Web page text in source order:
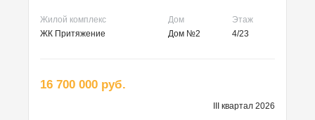
Жилой комплекс Дом
Этаж
ЖК Притяжение
Дом №2 4/23
16 700 000 руб.
III квартал 2026